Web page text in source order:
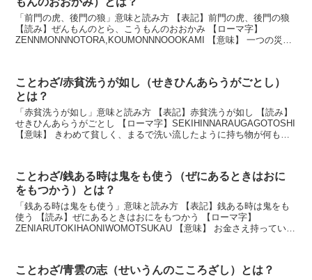
「前門の虎、後門の狼」意味と読み方 【表記】前門の虎、後門の狼
【読み】ぜんもんのとら、こうもんのおおかみ 【ローマ字】
ZENNMONNNOTORA,KOUMONNNOOOKAMI 【意味】 一つの災難
ことわざ/赤貧洗うが如し（せきひんあらうがごとし）
とは？
「赤貧洗うが如し」意味と読み方 【表記】赤貧洗うが如し 【読み】
せきひんあらうがごとし 【ローマ字】SEKIHINNARAUGAGOTOSHI
【意味】 きわめて貧しく、まるで洗い流したように持ち物が何もな
ことわざ/銭ある時は鬼をも使う（ぜにあるときはおに
をもつかう）とは？
「銭ある時は鬼をも使う」意味と読み方 【表記】銭ある時は鬼をも
使う 【読み】ぜにあるときはおにをもつかう 【ローマ字】
ZENIARUTOKIHAONIWOMOTSUKAU 【意味】 お金さえ持っていれ
ことわざ/青雲の志（せいうんのこころざし）とは？